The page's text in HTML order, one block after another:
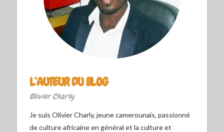
L’AUTEUR DU BLOG
Olivier Charly
Je suis Olivier Charly, jeune camerounais, passionné
de culture africaine en général et la culture et